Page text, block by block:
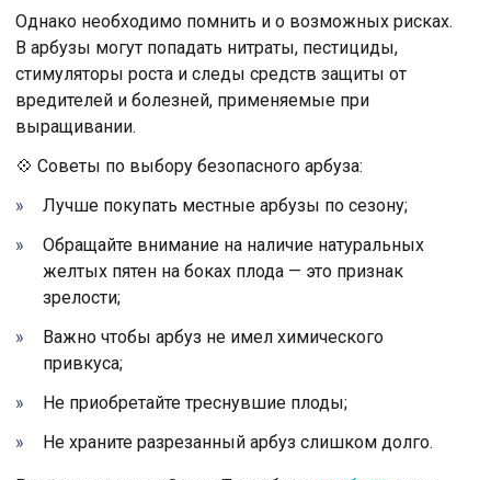
Однако необходимо помнить и о возможных рисках.
В арбузы могут попадать нитраты, пестициды,
стимуляторы роста и следы средств защиты от
вредителей и болезней, применяемые при
выращивании.
💠 Советы по выбору безопасного арбуза:
Лучше покупать местные арбузы по сезону;
Обращайте внимание на наличие натуральных
желтых пятен на боках плода — это признак
зрелости;
Важно чтобы арбуз не имел химического
привкуса;
Не приобретайте треснувшие плоды;
Не храните разрезанный арбуз слишком долго.